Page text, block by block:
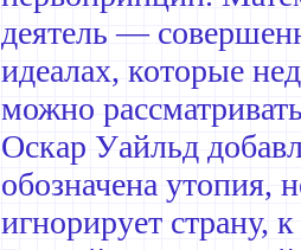
деятель —
идеалах, которые
можно
Оскар Уайльд
обозначена утопия,
игнорирует страну,